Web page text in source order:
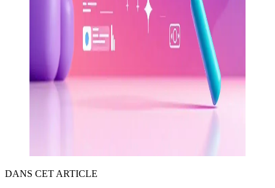
DANS CET ARTICLE